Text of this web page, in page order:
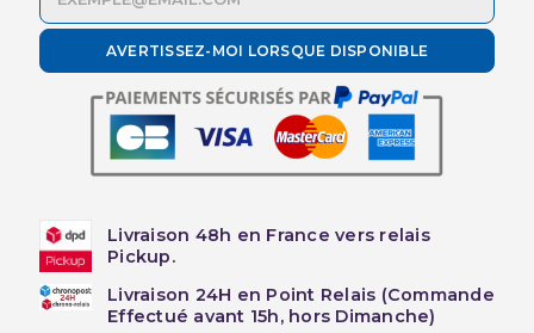
AVERTISSEZ-MOI LORSQUE DISPONIBLE
Livraison 48h en France vers relais
Pickup.
Livraison 24H en Point Relais (Commande
Effectué avant 15h, hors Dimanche)